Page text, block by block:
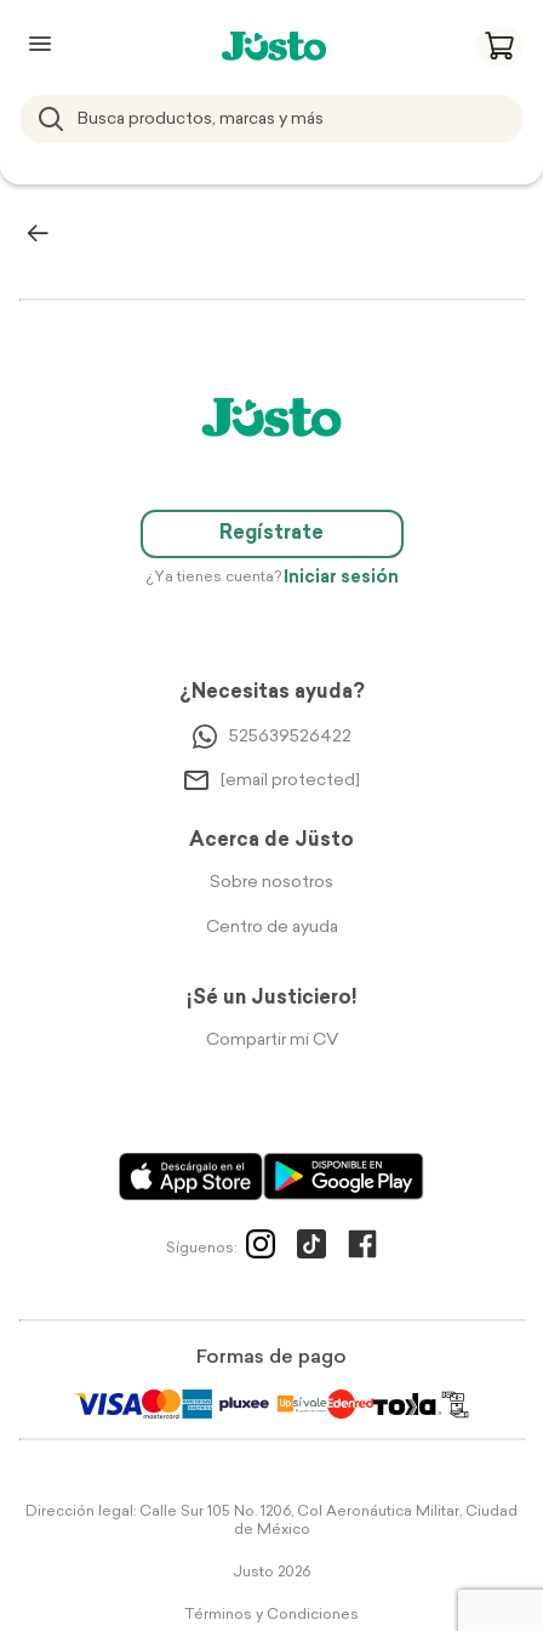
Regístrate
¿Ya tienes cuenta? Iniciar sesión
¿Necesitas ayuda?
525639526422
[email protected]
Acerca de Jüsto
Sobre nosotros
Centro de ayuda
¡Sé un Justiciero!
Compartir mi CV
Síguenos:
Formas de pago
Dirección legal: Calle Sur 105 No. 1206, Col Aeronáutica Militar, Ciudad
de México
Justo 2026
Términos y Condiciones